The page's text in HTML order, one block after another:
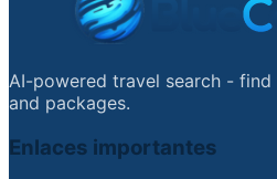
AI-powered travel search -
and packages.
Enlaces importantes